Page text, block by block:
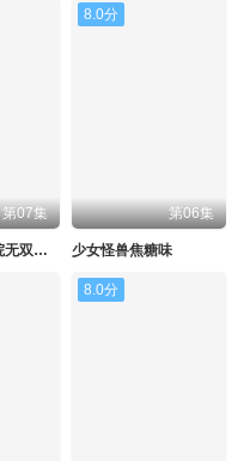
第07集
落第贤者的学院无双第二回转生，S等级作弊魔术师冒险记
8.0分
第06集
少女怪兽焦糖味
8.0分